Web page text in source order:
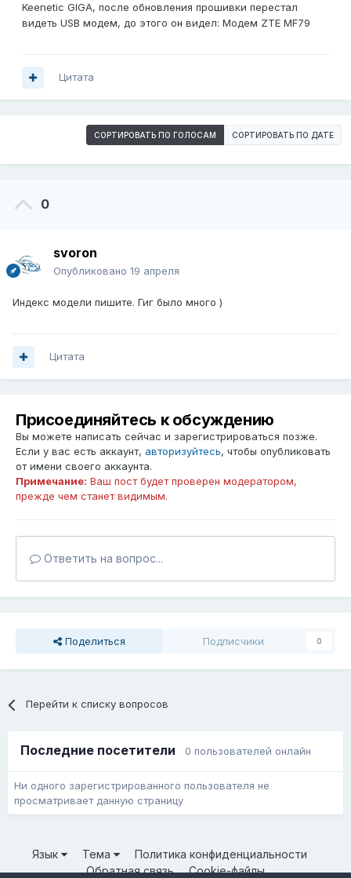
Keenetic GIGA, после обновления прошивки перестал
видеть USB модем, до этого он видел: Модем ZTE MF79
Цитата
СОРТИРОВАТЬ ПО ГОЛОСАМ СОРТИРОВАТЬ ПО ДАТЕ
0
svoron
Опубликовано 19 апреля
Индекс модели пишите. Гиг было много )
Цитата
Присоединяйтесь к обсуждению
Вы можете написать сейчас и зарегистрироваться позже.
Если у вас есть аккаунт, авторизуйтесь, чтобы опубликовать
от имени своего аккаунта.
Примечание: Ваш пост будет проверен модератором,
прежде чем станет видимым.
Ответить на вопрос...
Поделиться Подписчики 0
Перейти к списку вопросов
Последние посетители 0 пользователей онлайн
Ни одного зарегистрированного пользователя не
просматривает данную страницу
Язык Тема
Политика конфиденциальности
Обратная связь
Cookie-файлы